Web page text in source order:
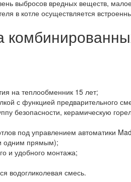
выбросов вредных веществ,
в котле осуществляется
на теплообменник 15 лет;
с функцией предварительного
безопасности, керамическую
под управлением автоматики
одним прямым);
и удобного монтажа;
водогликолевая смесь.